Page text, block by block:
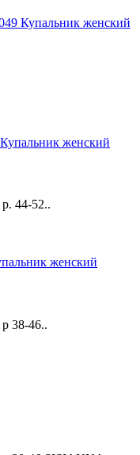
44-52..
38-46..